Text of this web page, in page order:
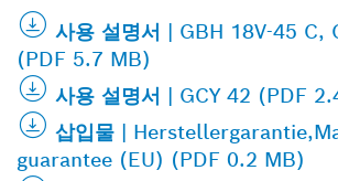
사용 설명서 | GBH 18V-45 C,
(PDF 5.7 MB)
사용 설명서 | GCY 42 (PDF
삽입물 |
guarantee (EU) (PDF 0.2 MB)